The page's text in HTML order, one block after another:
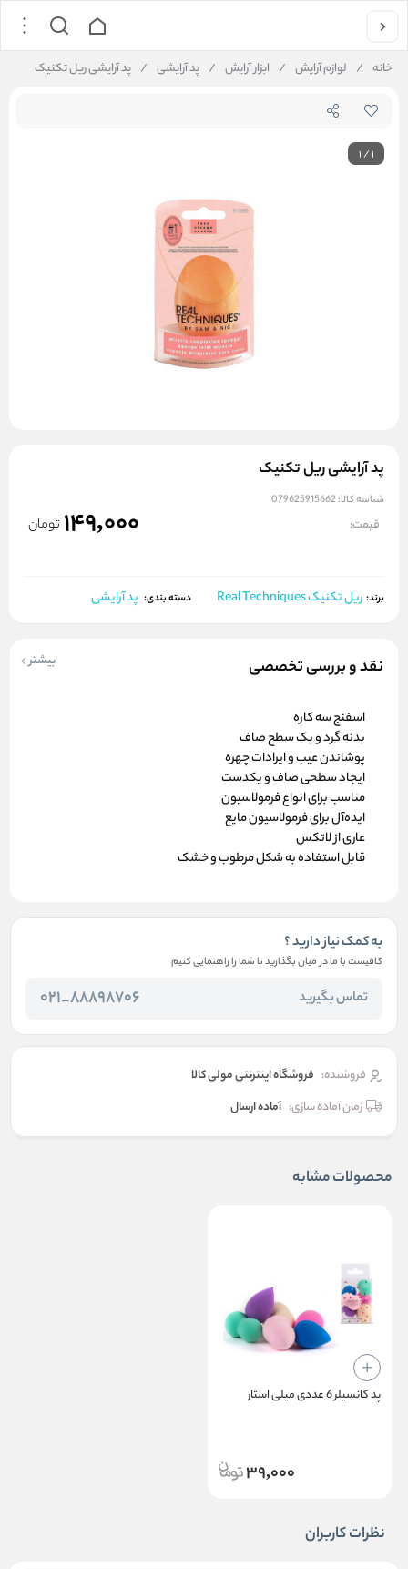
خانه / لوازم آرایش / ابزار آرایش / پد آرایشی / پد آرایشی ریل تکنیک
1/1
پد آرایشی ریل تکنیک
شناسه کالا:079625915662
قیمت: 149,000 تومان
برند: ریل تکنیک Real Techniques دسته بندی: پد آرایشی
نقد و بررسی تخصصی بیشتر
اسفنج سه کاره
بدنه گرد و یک سطح صاف
پوشاندن عیب و ایرادات چهره
ایجاد سطحی صاف و یکدست
مناسب برای انواع فرمولاسیون
ایده‌آل برای فرمولاسیون مایع
عاری از لاتکس
قابل استفاده به شکل مرطوب و خشک
به کمک نیاز دارید ؟
کافیست با ما در میان بگذارید تا شما را راهنمایی کنیم
تماس بگیرید 88898706_021
فروشنده: فروشگاه اینترنتی مولی کالا
زمان آماده سازی: آماده ارسال
محصولات مشابه
پد کانسیلر 6 عددی میلی استار
39,000
نظرات کاربران